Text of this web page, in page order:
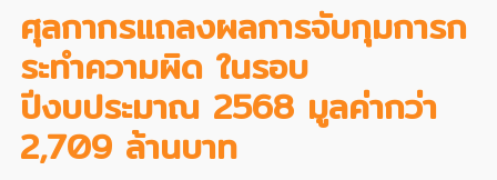
ศุลกากรแถลงผลการจับกุมการก
ระทำความผิด ในรอบ
ปีงบประมาณ 2568 มูลค่ากว่า
2,709 ล้านบาท